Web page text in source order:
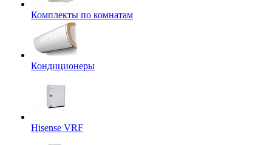
Комплекты по комнатам
Кондиционеры
Hisense VRF